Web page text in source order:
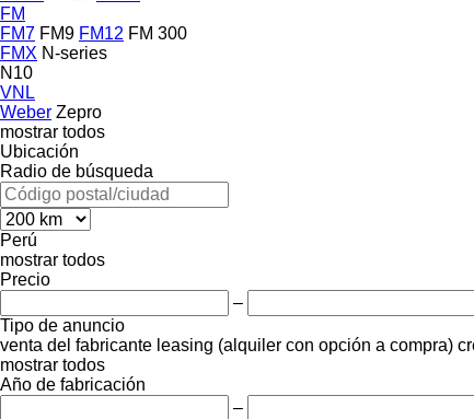
FM
FM7 FM9 FM12 FM 300
FMX N-series
N10
VNL
Weber Zepro
mostrar todos
Ubicación
Radio de búsqueda
Perú
mostrar todos
Precio
–
Tipo de anuncio
venta del fabricante leasing (alquiler con opción a compra)
mostrar todos
Año de fabricación
–